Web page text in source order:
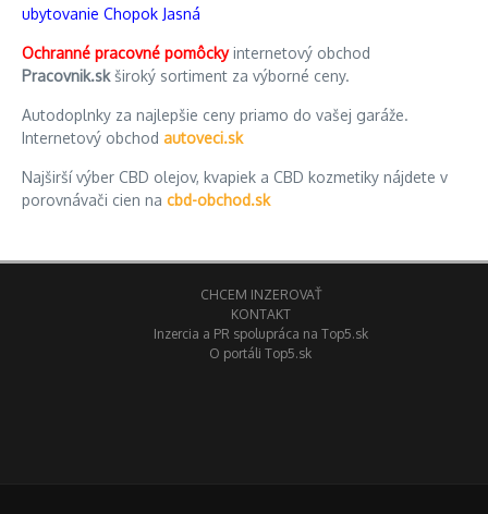
ubytovanie Chopok Jasná
Ochranné pracovné pomôckyinternetový obchod
Pracovnik.skširoký sortiment za výborné ceny.
Autodoplnky za najlepšie ceny priamo do vašej garáže.
Internetový obchod autoveci.sk
Najširší výber CBD olejov, kvapiek a CBD kozmetiky nájdete v
porovnávači cien na cbd-obchod.sk
CHCEM INZEROVAŤ
KONTAKT
Inzercia a PR spolupráca na Top5.sk
O portáli Top5.sk